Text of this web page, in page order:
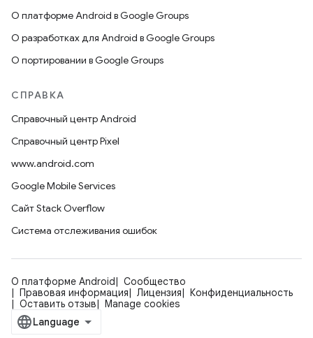
О платформе Android в Google Groups
О разработках для Android в Google Groups
О портировании в Google Groups
СПРАВКА
Справочный центр Android
Справочный центр Pixel
www.android.com
Google Mobile Services
Сайт Stack Overflow
Система отслеживания ошибок
О платформе Android
Сообщество
Правовая информация
Лицензия
Конфиденциальность
Оставить отзыв
Manage cookies